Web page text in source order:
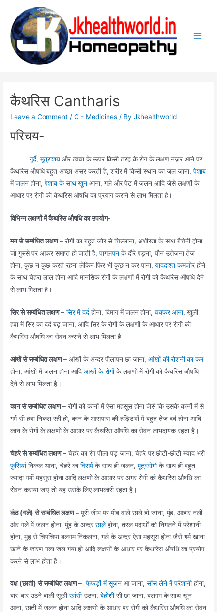
content
कैथरिस Cantharis
Leave a Comment /C - Medicines / ByJkhealthworld
परिचय-
गुर्दे,मूत्राशयऔर त्वचा के ऊपर किसी तरह के रोग के लक्षण नज़र आने पर
कैथरिस औषधि बहुत अच्छा असर करती है, शरीर में किसी स्थान का जल जाना,पेशाब
में जलन होना,पेशाब के साथ खूनआना, गले और पेट में जलन आदि जैसे लक्षणों के
आधार पर रोगी को कैथरिस औषधि का प्रयोग कराने से लाभ मिलता है।
विभिन्न लक्षणों में कैथरिस औषधि का उपयोग-
मन से सम्बंधित लक्षण – रोगी का बहुत जोर से चिल्लाना, अधीरता के साथ बैचेनी होना
जो गुस्से पर आकर समाप्त हो जाती है,पागलपनके दौरे पड़ना, यौन उत्तेजना तेज
होना, कुछ न कुछ करते रहना लेकिन फिर भी कुछ न कर पाना,याददाश्त कमजोरहोने
के साथ चेहरा लाल होना आदि मानसिक रोगों के लक्षणों में रोगी को कैथरिस औषधि देने
से लाभ मिलता है।
सिर से सम्बंधित लक्षण – सिर में दर्दहोना, दिमाग में जलन होना,चक्कर आना, खुली
हवा में सिर का दर्द बढ़ जाना, आदि सिर के रोगों के लक्षणों के आधार पर रोगी को
कैथरिस औषधि का सेवन कराने से लाभ मिलता है।
आंखें से सम्बंधित लक्षण – आंखों के अन्दर पीलापन छा जाना,आंखों की रोशनी का कम
होना, आंखों में जलन होना आदिआंखों के रोगोंके लक्षणों में रोगी को कैथरिस औषधि
देने से लाभ मिलता है।
कान से सम्बंधित लक्षण – रोगी को कानों में ऐसा महसूस होना जैसे कि उसके कानों में से
गर्म सी हवा निकल रही हो, कान के आसपास की हडि्डयों में बहुत तेज दर्द होना आदि
कान के रोगों के लक्षणों के आधार पर कैथरिस औषधि का सेवन लाभदायक रहता है।
चेहरे से सम्बंधित लक्षण – चेहरे का रंग पीला पड़ जाना, चेहरे पर छोटी-छोटी मवाद भरी
फुंसियांनिकल आना, चेहरे काविसर्पके साथ ही जलन,मूत्ररोगोंके साथ ही बहुत
ज्यादा गर्मी महसूस होना आदि लक्षणों के आधार पर अगर रोगी को कैथरिस औषधि का
सेवन कराया जाए तो यह उसके लिए लाभकारी रहता है।
कंठ (गले) से सम्बंधित लक्षण – पूरी जीभ पर पीब वाले छाले हो जाना, मुंह, आहार नली
और गले में जलन होना, मुंह के अन्दरछालेहोना, तरल पदार्थों को निगलने में परेशानी
होना, मुंह से चिपचिपा बलगम निकलना, गले के अन्दर ऐसा महसूस होना जैसे गर्म खाना
खाने के कारण गला जल गया हो आदि लक्षणों के आधार पर कैथरिस औषधि का प्रयोग
करने से लाभ होता है।
वक्ष (छाती) से सम्बंधित लक्षण – फेफड़ों में सूजनआ जाना,सांस लेने में परेशानीहोना,
बार-बार उठने वाली सूखीखांसीउठना,बेहोशीसी छा जाना, बलगम के साथ खून
आना, छाती में जलन होना आदि लक्षणों के आधार पर रोगी को कैथरिस औषधि का सेवन